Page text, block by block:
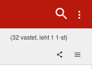
(32 vastet, leht 1 1-st)